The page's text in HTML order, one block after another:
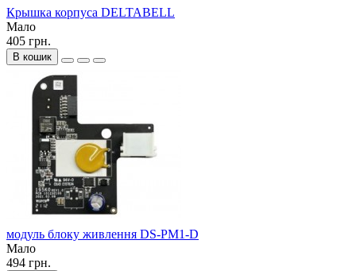
Крышка корпуса DELTABELL
Мало
405 грн.
В кошик
модуль блоку живлення DS-PM1-D
Мало
494 грн.